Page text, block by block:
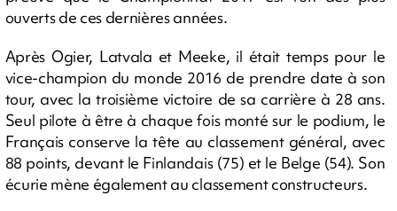
ouverts de ces dernières années.
Après Ogier, Latvala et Meeke, il était temps pour le
vice-champion du monde 2016 de prendre date à son
tour, avec la troisième victoire de sa carrière à 28 ans.
Seul pilote à être à chaque fois monté sur le podium, le
Français conserve la tête au classement général, avec
88 points, devant le Finlandais (75) et le Belge (54). Son
écurie mène également au classement constructeurs.